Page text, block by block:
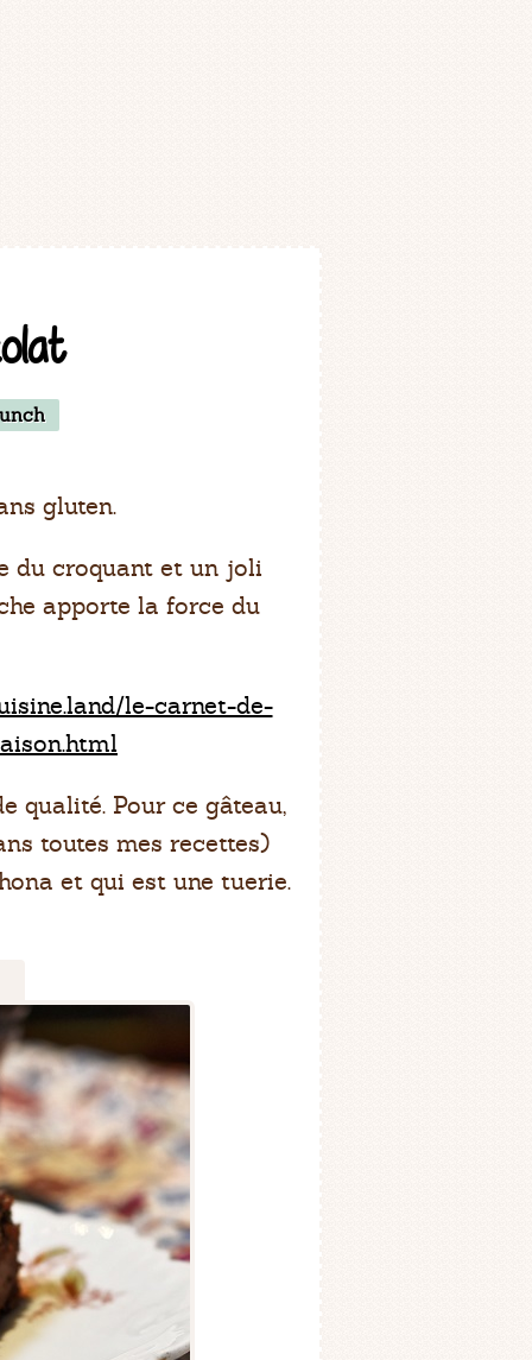
gluten.
du croquant et un joli
apporte la force du
le-carnet-de-
qualité. Pour ce gâteau,
toutes mes recettes)
et qui est une tuerie.